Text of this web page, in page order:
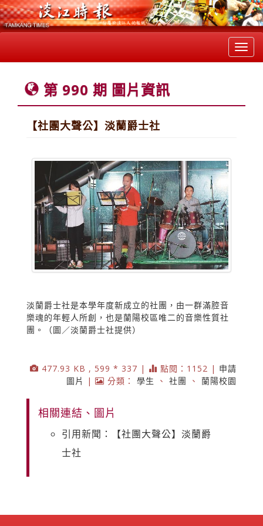
第 990 期 圖片資訊
【社團大聲公】淡蘭爵士社
淡蘭爵士社是本學年度新成立的社團，由一群滿腔音
樂魂的年輕人所創，也是蘭陽校區唯二的音樂性質社
團。（圖／淡蘭爵士社提供）
477.93 KB , 599 * 337 | 點閱：1152 | 申請
圖片
| 分類： 學生 、 社團 、 蘭陽校園
相關連結、圖片
引用新聞：【社團大聲公】淡蘭爵
士社